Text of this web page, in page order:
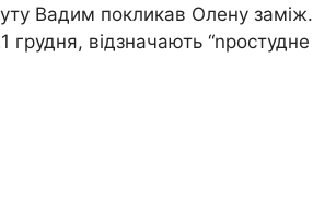
Вадим покликав Олену заміж.
відзначають “nростудне